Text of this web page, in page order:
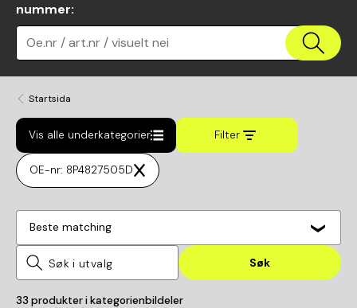
nummer:
Oe.nr / art.nr / visuelt nei
Startsida
Vis alle underkategorier Filter
OE-nr: 8P4827505D
Beste matching
Søk
33 produkter i kategorienbildeler